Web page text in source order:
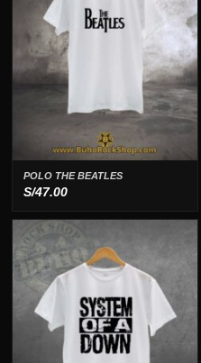
POLO THE BEATLES
S/47.00